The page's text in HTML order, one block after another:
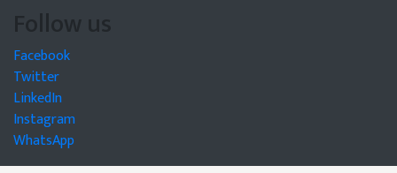
Follow us
Facebook
Twitter
LinkedIn
Instagram
WhatsApp